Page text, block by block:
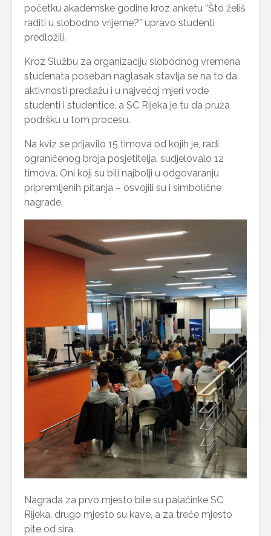
početku akademske godine kroz anketu “Što želiš
raditi u slobodno vrijeme?” upravo studenti
predložili.
Kroz Službu za organizaciju slobodnog vremena
studenata poseban naglasak stavlja se na to da
aktivnosti predlažu i u najvećoj mjeri vode
studenti i studentice, a SC Rijeka je tu da pruža
podršku u tom procesu.
Na kviz se prijavilo 15 timova od kojih je, radi
ograničenog broja posjetitelja, sudjelovalo 12
timova. Oni koji su bili najbolji u odgovaranju
pripremljenih pitanja – osvojili su i simbolične
nagrade.
Nagrada za prvo mjesto bile su palačinke SC
Rijeka, drugo mjesto su kave, a za treće mjesto
pite od sira.